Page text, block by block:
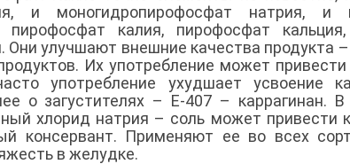
и моногидропирофосфат натрия, и
пирофосфат калия, пирофосфат
Они улучшают внешние качества продукта
Их употребление может
употребление ухудшает усвоение
о загустителях – Е-407 – каррагинан.
хлорид натрия – соль может привести
консервант. Применяют ее во всех
в желудке.